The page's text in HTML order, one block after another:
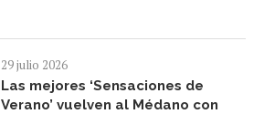
29 julio 2026
Las mejores ‘Sensaciones de
Verano’ vuelven al Médano con